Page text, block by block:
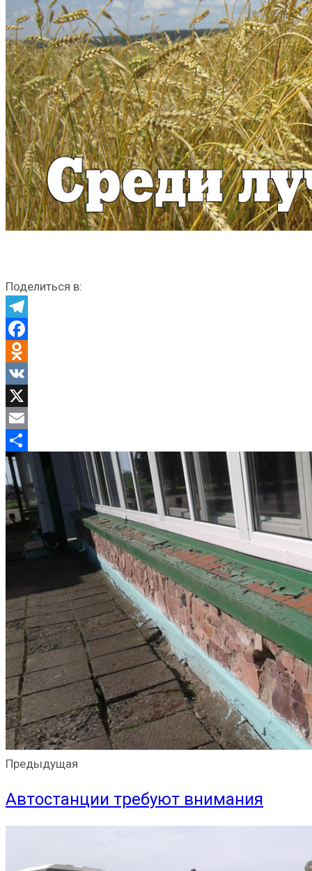
Поделиться в:
Telegram
Facebook
Odnoklassniki
VK
X
Email
Отправить
Предыдущая
Автостанции требуют внимания